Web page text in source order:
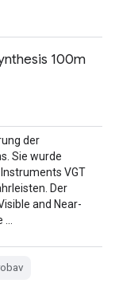
100m
der
Sie wurde
VGT
Der
and Near-